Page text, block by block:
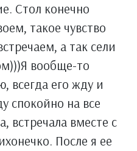
Стол конечно
такое чувство
а так сели
вообще-то
всегда его жду и
спокойно на все
встречала вместе с
После я ее